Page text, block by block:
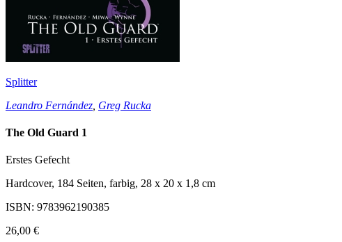
Splitter
Leandro Fernández Greg Rucka
The Old Guard 1
Erstes Gefecht
Hardcover, 184 Seiten, farbig, 28 x 20 x 1,8 cm
ISBN: 9783962190385
26,00 €